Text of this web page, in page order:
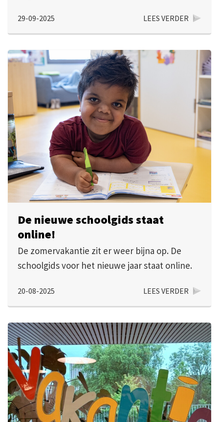
29-09-2025 LEES VERDER
De nieuwe schoolgids staat
online!
De zomervakantie zit er weer bijna op. De
schoolgids voor het nieuwe jaar staat online.
20-08-2025 LEES VERDER